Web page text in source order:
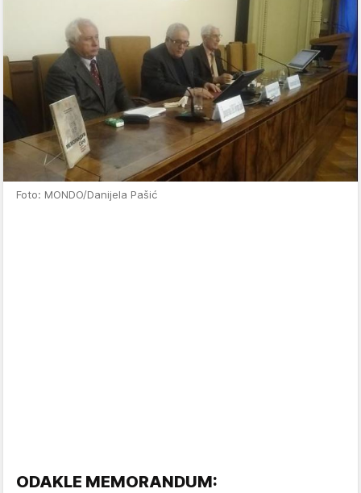
Foto: MONDO/Danijela Pašić
ODAKLE MEMORANDUM: